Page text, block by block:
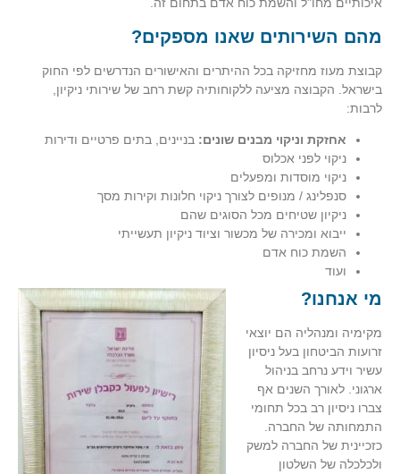
איכותיים מחו"ל והשמת כוח אדם בתחום זה.
מהם השירותים שאנו מספקים?
קבוצת מעוז מחזיקה בכל ההיתרים והאישורים הנדרשים לפי החוק
בישראל. הקבוצה מציעה ללקוחותיה קשת רחב של שירותי ניקיון,
לרבות:
אחזקת וניקוי מבנים שונים: בניינים, בתים פרטיים ודירות
ניקוי לפני אכלוס
ניקוי מוסדות ומפעלים
סנפלינג / מנופים לצורך ניקוי חלונות וקירות מסך
ניקיון שטיחים מכל הסוגים שהם
ייבוא ומכירה של מכשור וציוד ניקיון תעשייתי
השמת כוח אדם
ועוד
מי אנחנו?
מקימיה ומנהליה הם יוצאי
זרועות הביטחון בעל ניסיון
עשיר וידע נרחב בניהול
ארגוני. לאורך השנים אף
צברו ניסיון רב בכל תחומי
התמחותה של החברה.
כזכיינית של החברה למשק
ולכלכלה של השלטון